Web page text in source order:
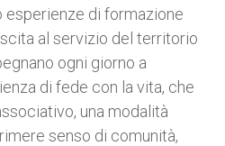
esperienze di formazione
al servizio del territorio
ogni giorno a
di fede con la vita, che
una modalità
senso di comunità,